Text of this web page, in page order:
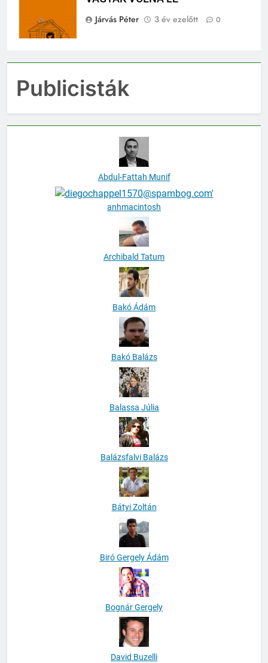
Publicisták
Abdul-Fattah Munif
anhmacintosh
Archibald Tatum
Bakó Ádám
Bakó Balázs
Balassa Júlia
Balázsfalvi Balázs
Bátyi Zoltán
Biró Gergely Ádám
Bognár Gergely